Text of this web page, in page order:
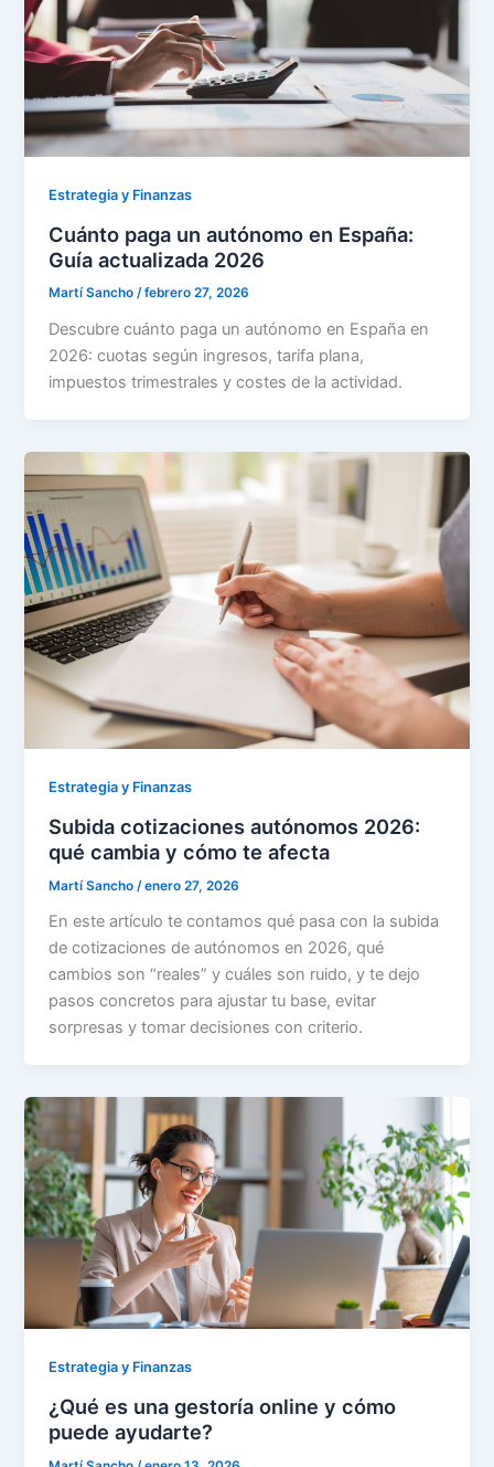
Estrategia y Finanzas
Cuánto paga un autónomo en España:
Guía actualizada 2026
Martí Sancho/febrero 27, 2026
Descubre cuánto paga un autónomo en España en
2026: cuotas según ingresos, tarifa plana,
impuestos trimestrales y costes de la actividad.
Estrategia y Finanzas
Subida cotizaciones autónomos 2026:
qué cambia y cómo te afecta
Martí Sancho /enero 27, 2026
En este artículo te contamos qué pasa con la subida
de cotizaciones de autónomos en 2026, qué
cambios son “reales” y cuáles son ruido, y te dejo
pasos concretos para ajustar tu base, evitar
sorpresas y tomar decisiones con criterio.
Estrategia y Finanzas
¿Qué es una gestoría online y cómo
puede ayudarte?